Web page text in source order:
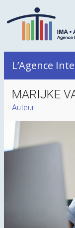
L’Agence
MARIJKE
Auteur